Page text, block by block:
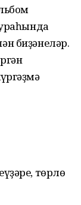
биҙәнеләр.
төрлө